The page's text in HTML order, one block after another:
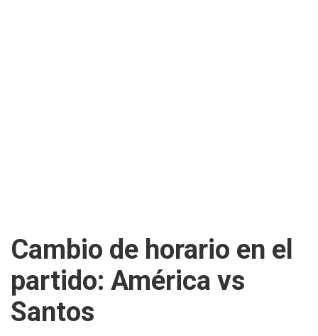
Cambio de horario en el
partido: América vs
Santos